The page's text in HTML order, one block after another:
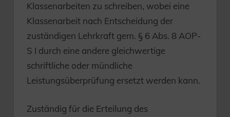
Klassenarbeiten zu schreiben, wobei eine
Klassenarbeit nach Entscheidung der
zuständigen Lehrkraft gem. § 6 Abs. 8 AOP-
S I durch eine andere gleichwertige
schriftliche oder mündliche
Leistungsüberprüfung ersetzt werden kann.
Zuständig für die Erteilung des